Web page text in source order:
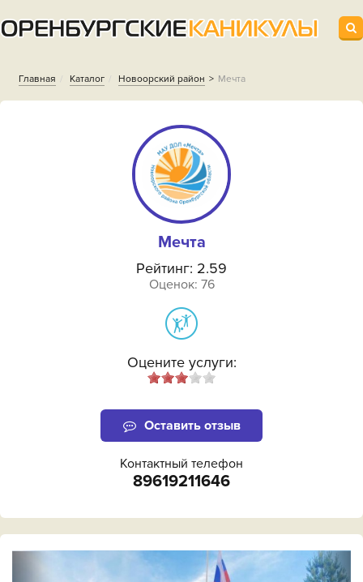
Главная Каталог Новоорский район‎ Мечта
Мечта
Рейтинг: 2.59
Оценок: 76
Оцените услуги:
Оставить отзыв
Контактный телефон
89619211646